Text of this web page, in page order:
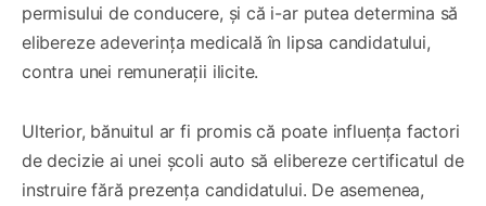
permisului de conducere, și că i-ar putea determina să
elibereze adeverința medicală în lipsa candidatului,
contra unei remunerații ilicite.
Ulterior, bănuitul ar fi promis că poate influența factori
de decizie ai unei școli auto să elibereze certificatul de
instruire fără prezența candidatului. De asemenea,